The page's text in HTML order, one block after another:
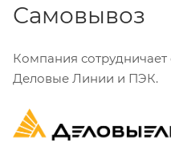
Самовывоз
Компания
Деловые Линии и ПЭК.